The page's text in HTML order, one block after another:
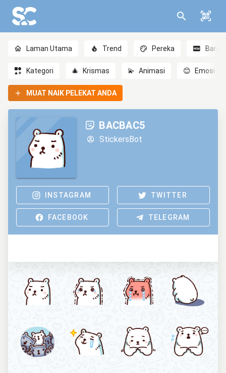
Laman Utama Trend Pereka Baru
Kategori 🎄 Krismas 💫 Animasi 😊 Emosi
MUAT NAIK PELEKAT ANDA
BACBAC5
StickersBot
INSTAGRAM TWITTER
FACEBOOK TELEGRAM